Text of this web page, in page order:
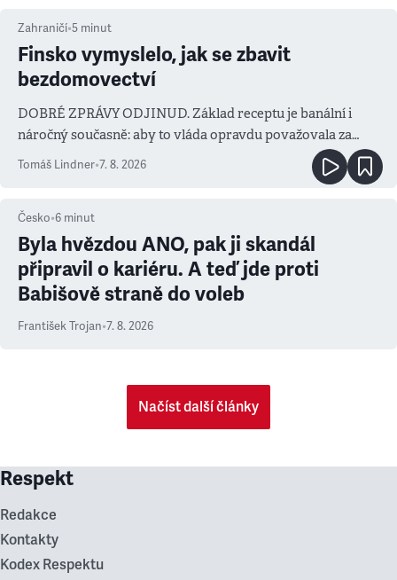
Zahraničí•5 minut
Finsko vymyslelo, jak se zbavit
bezdomovectví
DOBRÉ ZPRÁVY ODJINUD. Základ receptu je banální i
náročný současně: aby to vláda opravdu považovala za
prioritu
Tomáš Lindner•7. 8. 2026
Česko•6 minut
Byla hvězdou ANO, pak ji skandál
připravil o kariéru. A teď jde proti
Babišově straně do voleb
František Trojan•7. 8. 2026
Načíst další články
Respekt
Redakce
Kontakty
Kodex Respektu